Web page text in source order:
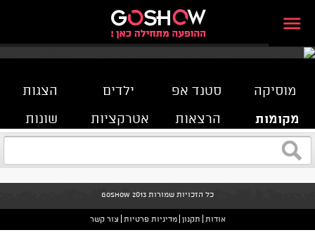
מוסיקה סטנד אפ ילדים
הצגות
הרצאות
אטרקציות שונות מקומות
כל הזכויות שמורות GoShow 2013
אודות תקנון מדיניות פרטיות צור קשר